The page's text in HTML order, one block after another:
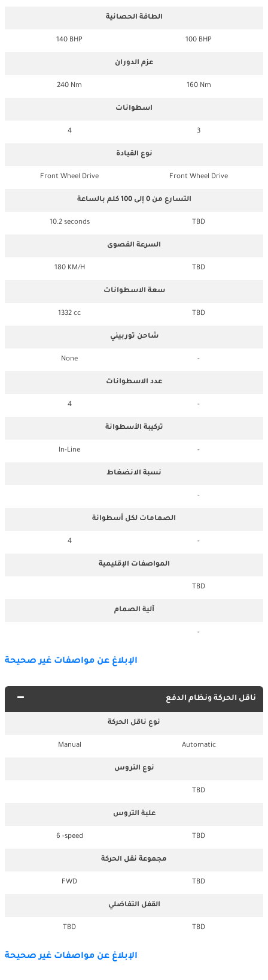
الطاقة الحصانية
100 BHP
140 BHP
عزم الدوران
160 Nm
240 Nm
اسطوانات
3
4
نوع القيادة
Front Wheel Drive
Front Wheel Drive
التسارع من 0 إلى 100 كلم بالساعة
TBD
10.2 seconds
السرعة القصوى
TBD
180 KM/H
سعة الاسطوانات
TBD
1332 cc
شاحن توربيني
-
None
عدد الاسطوانات
-
4
تركيبة الأسطوانة
-
In-Line
نسبة الانضغاط
-
الصمامات لكل أسطوانة
-
4
المواصفات الإقليمية
TBD
آلية الصمام
-
الإبلاغ عن مواصفات غير صحيحة
ناقل الحركة ونظام الدفع
نوع ناقل الحركة
Automatic
Manual
نوع التروس
TBD
علبة التروس
TBD
6 -speed
مجموعة نقل الحركة
TBD
FWD
القفل التفاضلي
TBD
TBD
الإبلاغ عن مواصفات غير صحيحة